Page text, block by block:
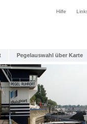
Hilfe
Pegelauswahl über Karte